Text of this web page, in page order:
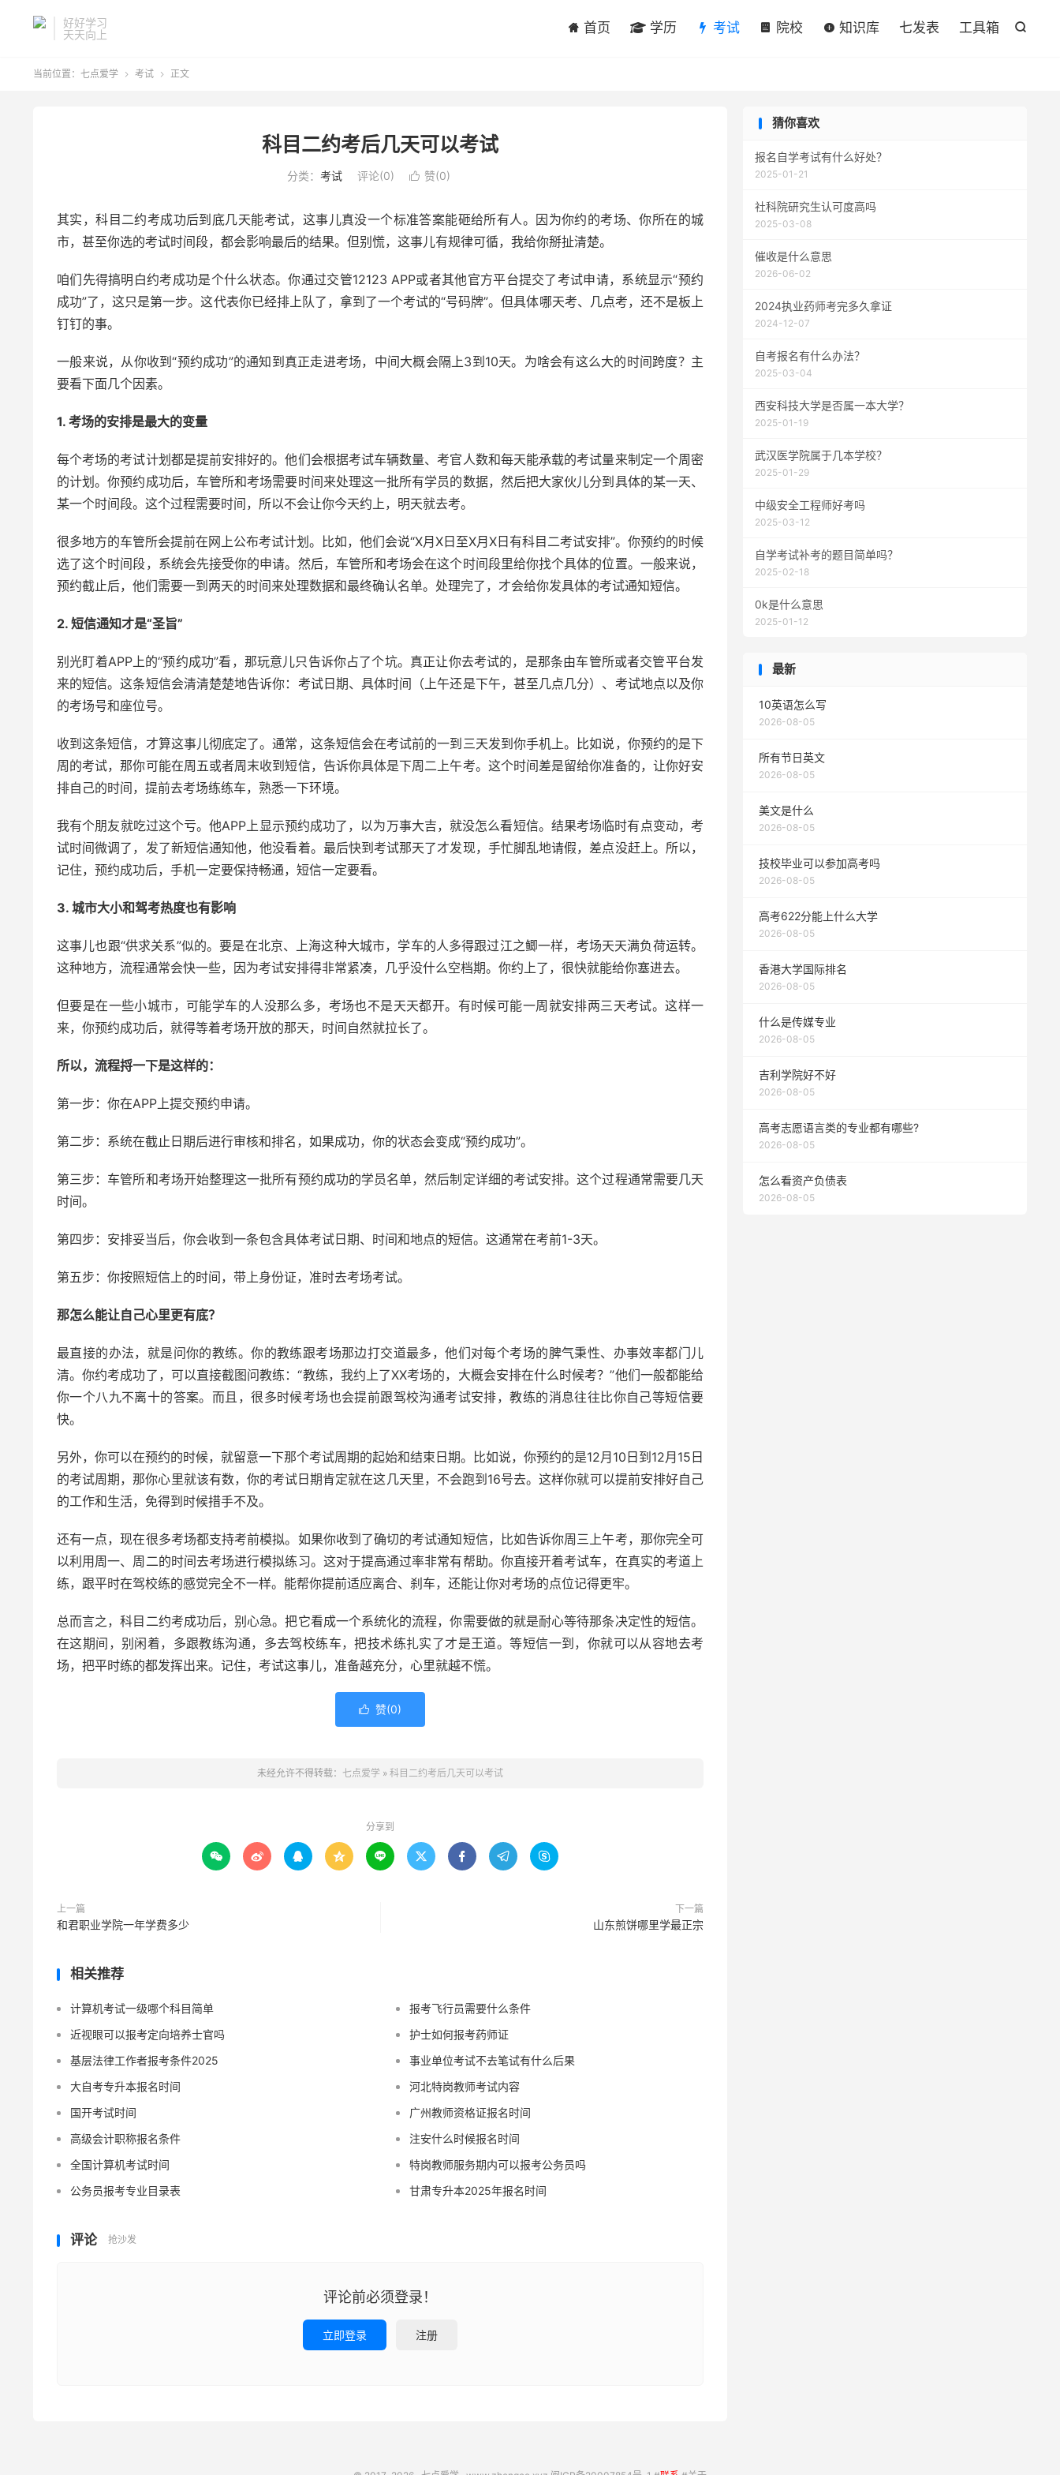
好好学习
天天向上

首页 学历 考试 院校 知识库 七发表 工具箱
当前位置： 七点爱学  考试  正文
科目二约考后几天可以考试
分类： 考试 评论(0)  赞(0)
其实，科目二约考成功后到底几天能考试，这事儿真没一个标准答案能砸给所有人。因为你约的考场、你所在的城
市，甚至你选的考试时间段，都会影响最后的结果。但别慌，这事儿有规律可循，我给你掰扯清楚。
咱们先得搞明白约考成功是个什么状态。你通过交管12123 APP或者其他官方平台提交了考试申请，系统显示“预约
成功”了，这只是第一步。这代表你已经排上队了，拿到了一个考试的“号码牌”。但具体哪天考、几点考，还不是板上
钉钉的事。
一般来说，从你收到“预约成功”的通知到真正走进考场，中间大概会隔上3到10天。为啥会有这么大的时间跨度？主
要看下面几个因素。
1. 考场的安排是最大的变量
每个考场的考试计划都是提前安排好的。他们会根据考试车辆数量、考官人数和每天能承载的考试量来制定一个周密
的计划。你预约成功后，车管所和考场需要时间来处理这一批所有学员的数据，然后把大家伙儿分到具体的某一天、
某一个时间段。这个过程需要时间，所以不会让你今天约上，明天就去考。
很多地方的车管所会提前在网上公布考试计划。比如，他们会说“X月X日至X月X日有科目二考试安排”。你预约的时候
选了这个时间段，系统会先接受你的申请。然后，车管所和考场会在这个时间段里给你找个具体的位置。一般来说，
预约截止后，他们需要一到两天的时间来处理数据和最终确认名单。处理完了，才会给你发具体的考试通知短信。
2. 短信通知才是“圣旨”
别光盯着APP上的“预约成功”看，那玩意儿只告诉你占了个坑。真正让你去考试的，是那条由车管所或者交管平台发
来的短信。这条短信会清清楚楚地告诉你：考试日期、具体时间（上午还是下午，甚至几点几分）、考试地点以及你
的考场号和座位号。
收到这条短信，才算这事儿彻底定了。通常，这条短信会在考试前的一到三天发到你手机上。比如说，你预约的是下
周的考试，那你可能在周五或者周末收到短信，告诉你具体是下周二上午考。这个时间差是留给你准备的，让你好安
排自己的时间，提前去考场练练车，熟悉一下环境。
我有个朋友就吃过这个亏。他APP上显示预约成功了，以为万事大吉，就没怎么看短信。结果考场临时有点变动，考
试时间微调了，发了新短信通知他，他没看着。最后快到考试那天了才发现，手忙脚乱地请假，差点没赶上。所以，
记住，预约成功后，手机一定要保持畅通，短信一定要看。
3. 城市大小和驾考热度也有影响
这事儿也跟“供求关系”似的。要是在北京、上海这种大城市，学车的人多得跟过江之鲫一样，考场天天满负荷运转。
这种地方，流程通常会快一些，因为考试安排得非常紧凑，几乎没什么空档期。你约上了，很快就能给你塞进去。
但要是在一些小城市，可能学车的人没那么多，考场也不是天天都开。有时候可能一周就安排两三天考试。这样一
来，你预约成功后，就得等着考场开放的那天，时间自然就拉长了。
所以，流程捋一下是这样的：
第一步：你在APP上提交预约申请。
第二步：系统在截止日期后进行审核和排名，如果成功，你的状态会变成“预约成功”。
第三步：车管所和考场开始整理这一批所有预约成功的学员名单，然后制定详细的考试安排。这个过程通常需要几天
时间。
第四步：安排妥当后，你会收到一条包含具体考试日期、时间和地点的短信。这通常在考前1-3天。
第五步：你按照短信上的时间，带上身份证，准时去考场考试。
那怎么能让自己心里更有底？
最直接的办法，就是问你的教练。你的教练跟考场那边打交道最多，他们对每个考场的脾气秉性、办事效率都门儿
清。你约考成功了，可以直接截图问教练：“教练，我约上了XX考场的，大概会安排在什么时候考？”他们一般都能给
你一个八九不离十的答案。而且，很多时候考场也会提前跟驾校沟通考试安排，教练的消息往往比你自己等短信要
快。
另外，你可以在预约的时候，就留意一下那个考试周期的起始和结束日期。比如说，你预约的是12月10日到12月15日
的考试周期，那你心里就该有数，你的考试日期肯定就在这几天里，不会跑到16号去。这样你就可以提前安排好自己
的工作和生活，免得到时候措手不及。
还有一点，现在很多考场都支持考前模拟。如果你收到了确切的考试通知短信，比如告诉你周三上午考，那你完全可
以利用周一、周二的时间去考场进行模拟练习。这对于提高通过率非常有帮助。你直接开着考试车，在真实的考道上
练，跟平时在驾校练的感觉完全不一样。能帮你提前适应离合、刹车，还能让你对考场的点位记得更牢。
总而言之，科目二约考成功后，别心急。把它看成一个系统化的流程，你需要做的就是耐心等待那条决定性的短信。
在这期间，别闲着，多跟教练沟通，多去驾校练车，把技术练扎实了才是王道。等短信一到，你就可以从容地去考
场，把平时练的都发挥出来。记住，考试这事儿，准备越充分，心里就越不慌。
 赞(0)
未经允许不得转载： 七点爱学 » 科目二约考后几天可以考试
分享到
        
上一篇
和君职业学院一年学费多少
下一篇
山东煎饼哪里学最正宗
相关推荐
计算机考试一级哪个科目简单
报考飞行员需要什么条件
近视眼可以报考定向培养士官吗
护士如何报考药师证
基层法律工作者报考条件2025
事业单位考试不去笔试有什么后果
大自考专升本报名时间
河北特岗教师考试内容
国开考试时间
广州教师资格证报名时间
高级会计职称报名条件
注安什么时候报名时间
全国计算机考试时间
特岗教师服务期内可以报考公务员吗
公务员报考专业目录表
甘肃专升本2025年报名时间
评论 抢沙发
评论前必须登录！
立即登录 注册
猜你喜欢
报名自学考试有什么好处？
2025-01-21
社科院研究生认可度高吗
2025-03-08
催收是什么意思
2026-06-02
2024执业药师考完多久拿证
2024-12-07
自考报名有什么办法？
2025-03-04
西安科技大学是否属一本大学？
2025-01-19
武汉医学院属于几本学校？
2025-01-29
中级安全工程师好考吗
2025-03-12
自学考试补考的题目简单吗？
2025-02-18
0k是什么意思
2025-01-12
最新
10英语怎么写
2026-08-05
所有节日英文
2026-08-05
美文是什么
2026-08-05
技校毕业可以参加高考吗
2026-08-05
高考622分能上什么大学
2026-08-05
香港大学国际排名
2026-08-05
什么是传媒专业
2026-08-05
吉利学院好不好
2026-08-05
高考志愿语言类的专业都有哪些?
2026-08-05
怎么看资产负债表
2026-08-05